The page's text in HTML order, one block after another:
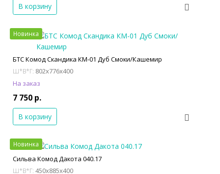
В корзину
Новинка
БТС Комод Скандика КМ-01 Дуб Смоки/Кашемир
Ш*В*Г: 802x776x400
На заказ
7 750 р.
В корзину
Новинка
Сильва Комод Дакота 040.17
Ш*В*Г: 450x885x400